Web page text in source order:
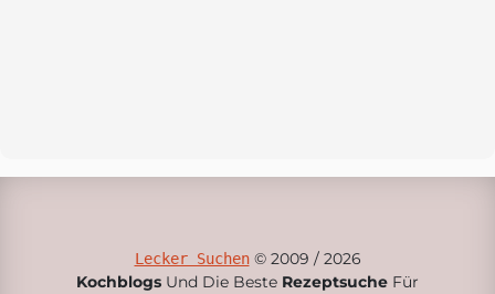
Lecker Suchen© 2009 / 2026
Kochblogs Und Die Beste Rezeptsuche Für